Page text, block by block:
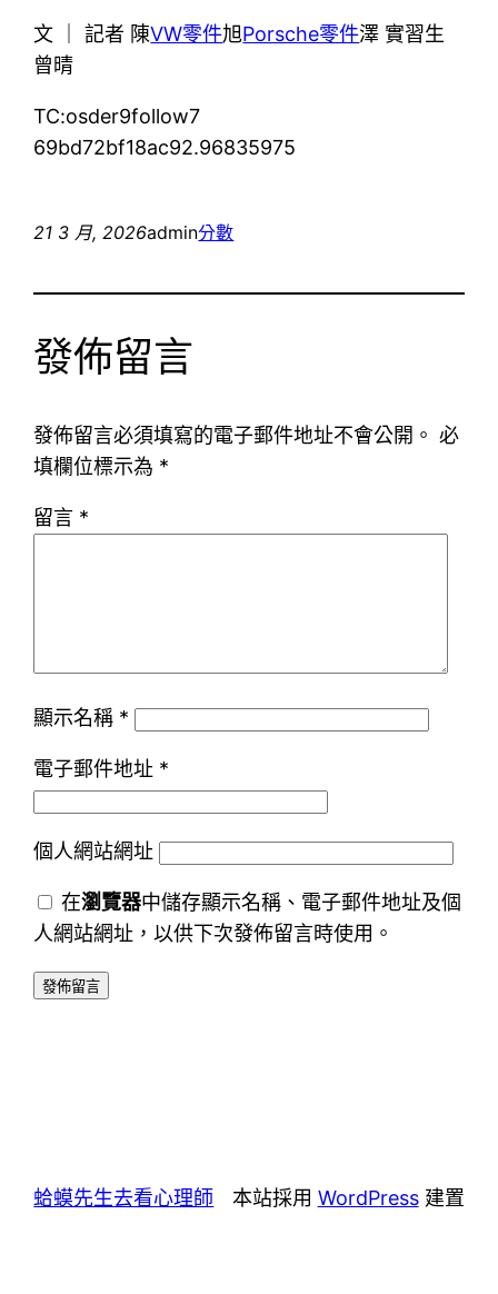
文 ｜ 記者 陳VW零件旭Porsche零件澤 實習生
曾晴
TC:osder9follow7
69bd72bf18ac92.96835975
21 3 月, 2026admin分數
發佈留言
發佈留言必須填寫的電子郵件地址不會公開。 必
填欄位標示為 *
留言 *
顯示名稱 *
電子郵件地址 *
個人網站網址
在瀏覽器中儲存顯示名稱、電子郵件地址及個
人網站網址，以供下次發佈留言時使用。
蛤蟆先生去看心理師 本站採用 WordPress建置